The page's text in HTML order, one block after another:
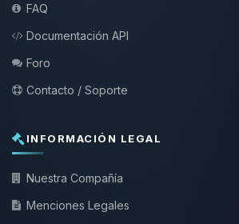
FAQ
Documentación API
Foro
Contacto / Soporte
INFORMACIÓN LEGAL
Nuestra Compañía
Menciones Legales